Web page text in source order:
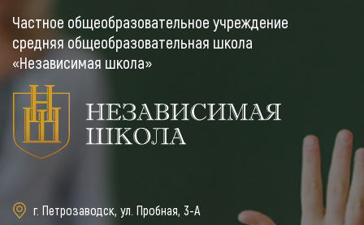
Частное общеобразовательное учреждение
средняя общеобразовательная школа
«Независимая школа»
г. Петрозаводск, ул. Пробная, 3-А